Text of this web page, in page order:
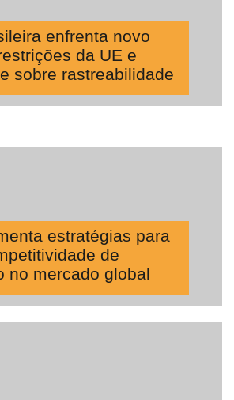
enfrenta novo
da UE e
sobre rastreabilidade
estratégias para
de
no mercado global